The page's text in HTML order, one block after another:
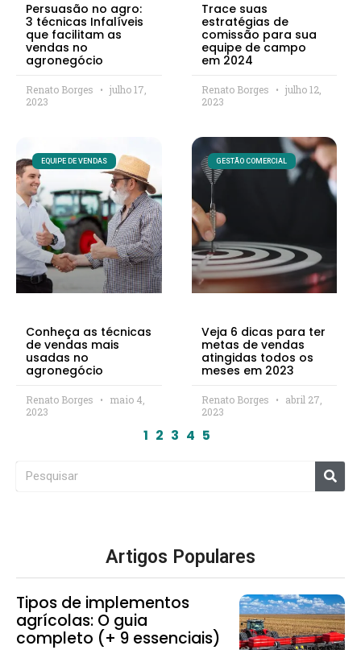
Persuasão no agro:
3 técnicas Infalíveis
que facilitam as
vendas no
agronegócio
Renato Borges
julho 17,
2023
Trace suas
estratégias de
comissão para sua
equipe de campo
em 2024
Renato Borges
julho 12,
2023
EQUIPE DE VENDAS
Conheça as técnicas
de vendas mais
usadas no
agronegócio
Renato Borges
maio 4,
2023
GESTÃO COMERCIAL
Veja 6 dicas para ter
metas de vendas
atingidas todos os
meses em 2023
Renato Borges
abril 27,
2023
1 2 3 4 5
Artigos Populares
Tipos de implementos
agrícolas: O guia
completo (+ 9 essenciais)